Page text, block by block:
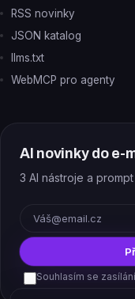
RSS novinky
JSON katalog
llms.txt
WebMCP pro agenty
AI novinky do e-
3 AI nástroje a
Souhlasím se